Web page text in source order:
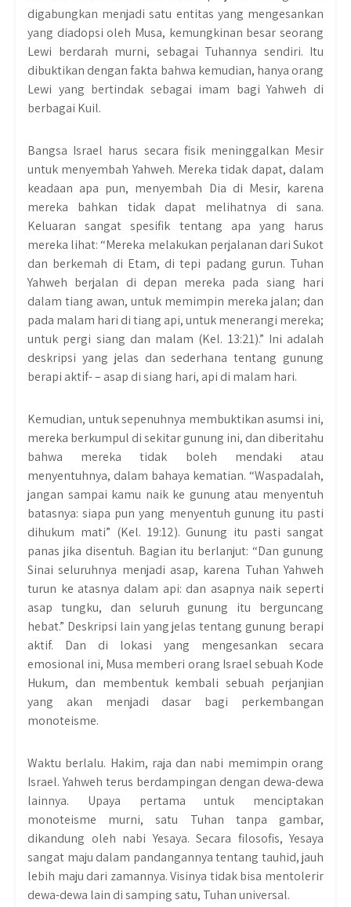
digabungkan menjadi satu entitas yang mengesankan
yang diadopsi oleh Musa, kemungkinan besar seorang
Lewi berdarah murni, sebagai Tuhannya sendiri. Itu
dibuktikan dengan fakta bahwa kemudian, hanya orang
Lewi yang bertindak sebagai imam bagi Yahweh di
berbagai Kuil.
Bangsa Israel harus secara fisik meninggalkan Mesir
untuk menyembah Yahweh. Mereka tidak dapat, dalam
keadaan apa pun, menyembah Dia di Mesir, karena
mereka bahkan tidak dapat melihatnya di sana.
Keluaran sangat spesifik tentang apa yang harus
mereka lihat: “Mereka melakukan perjalanan dari Sukot
dan berkemah di Etam, di tepi padang gurun. Tuhan
Yahweh berjalan di depan mereka pada siang hari
dalam tiang awan, untuk memimpin mereka jalan; dan
pada malam hari di tiang api, untuk menerangi mereka;
untuk pergi siang dan malam (Kel. 13:21).” Ini adalah
deskripsi yang jelas dan sederhana tentang gunung
berapi aktif- – asap di siang hari, api di malam hari.
Kemudian, untuk sepenuhnya membuktikan asumsi ini,
mereka berkumpul di sekitar gunung ini, dan diberitahu
bahwa mereka tidak boleh mendaki atau
menyentuhnya, dalam bahaya kematian. “Waspadalah,
jangan sampai kamu naik ke gunung atau menyentuh
batasnya: siapa pun yang menyentuh gunung itu pasti
dihukum mati” (Kel. 19:12). Gunung itu pasti sangat
panas jika disentuh. Bagian itu berlanjut: “Dan gunung
Sinai seluruhnya menjadi asap, karena Tuhan Yahweh
turun ke atasnya dalam api: dan asapnya naik seperti
asap tungku, dan seluruh gunung itu berguncang
hebat.” Deskripsi lain yang jelas tentang gunung berapi
aktif. Dan di lokasi yang mengesankan secara
emosional ini, Musa memberi orang Israel sebuah Kode
Hukum, dan membentuk kembali sebuah perjanjian
yang akan menjadi dasar bagi perkembangan
monoteisme.
Waktu berlalu. Hakim, raja dan nabi memimpin orang
Israel. Yahweh terus berdampingan dengan dewa-dewa
lainnya. Upaya pertama untuk menciptakan
monoteisme murni, satu Tuhan tanpa gambar,
dikandung oleh nabi Yesaya. Secara filosofis, Yesaya
sangat maju dalam pandangannya tentang tauhid, jauh
lebih maju dari zamannya. Visinya tidak bisa mentolerir
dewa-dewa lain di samping satu, Tuhan universal.